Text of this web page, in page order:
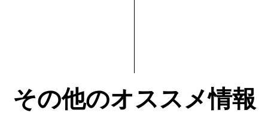
その他のオススメ情報